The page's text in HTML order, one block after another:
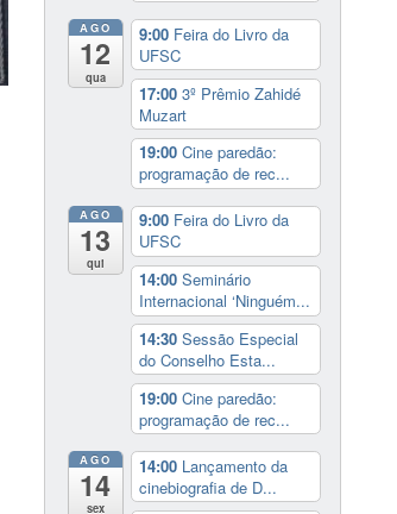
AGO
12
qua
9:00 Feira do Livro da
UFSC
17:00 3º Prêmio Zahidé
Muzart
19:00 Cine paredão:
programação de rec...
AGO
13
qui
9:00 Feira do Livro da
UFSC
14:00 Seminário
Internacional ‘Ninguém...
14:30 Sessão Especial
do Conselho Esta...
19:00 Cine paredão:
programação de rec...
AGO
14
sex
14:00 Lançamento da
cinebiografia de D...